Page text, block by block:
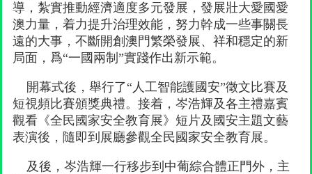
導，紮實推動經濟適度多元發展，發展壯大愛國愛
澳力量，着力提升治理效能，努力幹成一些事關長
遠的大事，不斷開創澳門繁榮發展、祥和穩定的新
局面，爲“一國兩制”實踐作出新示範。
開幕式後，舉行了“人工智能護國安”徵文比賽及
短視頻比賽頒獎典禮。接着，岑浩輝及各主禮嘉賓
觀看《全民國家安全教育展》短片及國安主題文藝
表演後，隨即到展廳參觀全民國家安全教育展。
及後，岑浩輝一行移步到中葡綜合體正門外，主